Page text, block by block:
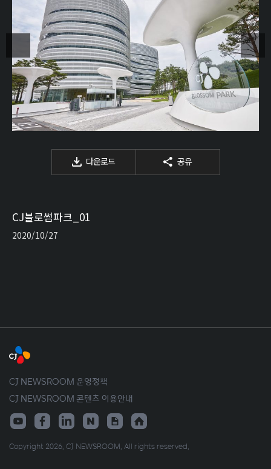
다운로드 공유
CJ블로썸파크_01
2020/10/27
CJ NEWSROOM 운영정책
CJ NEWSROOM 콘텐츠 이용안내
Copyright 2026. CJ NEWSROOM. All rights reserved.